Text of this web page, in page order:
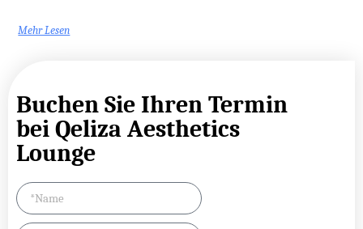
Mehr Lesen
Buchen Sie Ihren Termin
bei Qeliza Aesthetics
Lounge